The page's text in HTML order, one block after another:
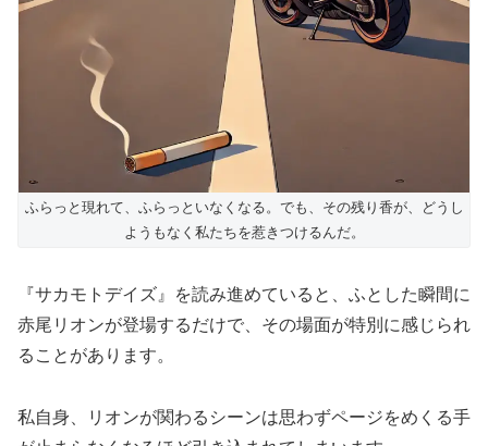
ふらっと現れて、ふらっといなくなる。でも、その残り香が、どうし
ようもなく私たちを惹きつけるんだ。
『サカモトデイズ』を読み進めていると、ふとした瞬間に
赤尾リオンが登場するだけで、その場面が特別に感じられ
ることがあります。
私自身、リオンが関わるシーンは思わずページをめくる手